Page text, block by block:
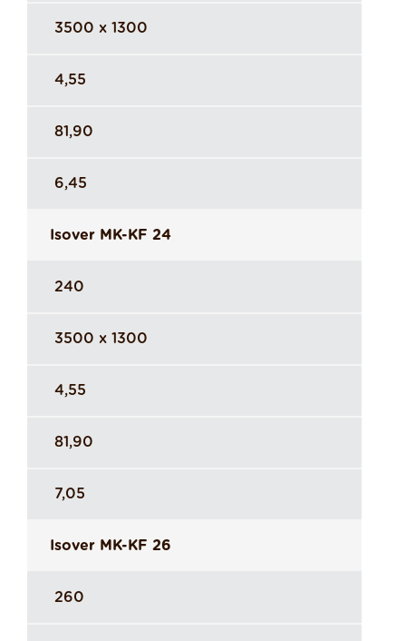
3500 x 1300
4,55
81,90
6,45
Isover MK-KF 24
240
3500 x 1300
4,55
81,90
7,05
Isover MK-KF 26
260